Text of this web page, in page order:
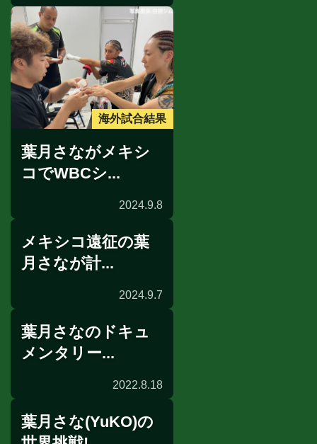
海外試合結果
葉月さながメキシ
コでWBCシ...
2024.9.8
前日計量
メキシコ遠征の葉
月さなが計...
2024.9.7
告知
葉月さなのドキュ
メンタリー...
2022.8.18
葉月さな(YuKO)の